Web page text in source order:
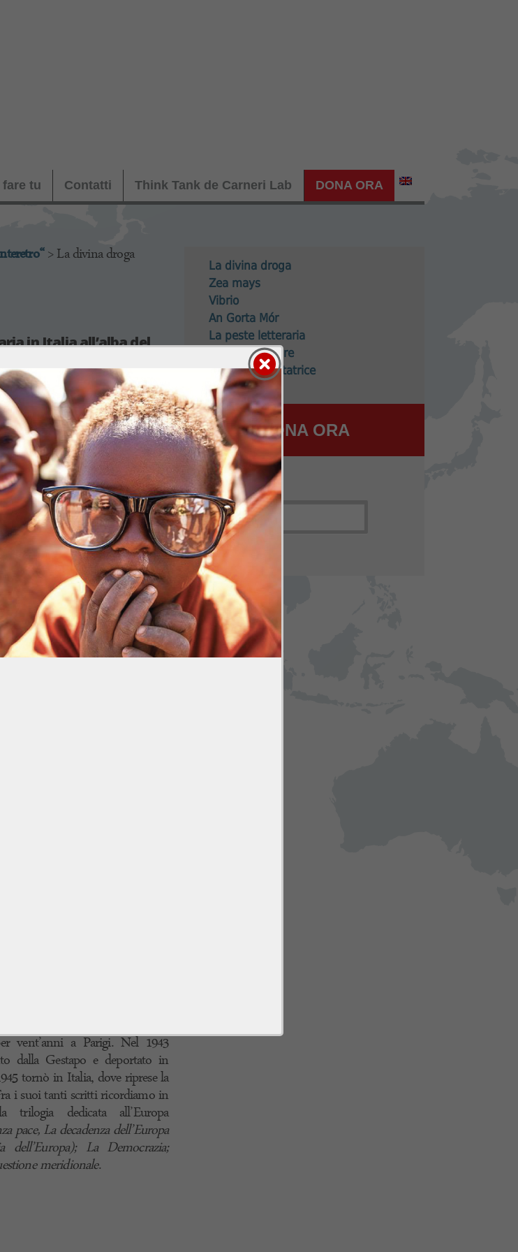
tu Contatti Think Tank de Carneri Lab DONA ORA
retro“>La divina droga
in Italia all’alba del
Saverio Nitti
uso di perifrasi quando
di tutta la storia del
dalla malaria» e Francesco
schiettezza nell’affermare:
la vita sociale; essa delimita i
della ricchezza più che
il flagello della malaria infieriva
migliaia di vittime ogni anno,
economiche e i rapporti
critica al Centro e al Sud, stanti
arretratezza.
le vere cause del morbo,
vent’anni a Parigi. Nel 1943
dalla Gestapo e deportato in
tornò in Italia, dove riprese la
i suoi tanti scritti ricordiamo in
trilogia dedicata all’Europa
pace, La decadenza dell’Europa
dell’Europa); La Democrazia;
meridionale.
La divina droga
Zea mays
Vibrio
An Gorta Mór
La peste letteraria
L’egida salutare
La grande imitatrice
DONA ORA
Search
Search
for: